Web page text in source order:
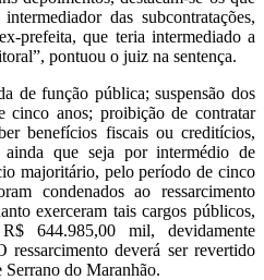
das subcontratações,
prefeita, que teria intermediado a
pontuou o juiz na sentença.
de função pública; suspensão dos
cinco anos; proibição de contratar
benefícios fiscais ou creditícios,
ainda que seja por intermédio de
majoritário, pelo período de cinco
condenados ao ressarcimento
exerceram tais cargos públicos,
644.985,00 mil, devidamente
ressarcimento deverá ser revertido
do Maranhão.